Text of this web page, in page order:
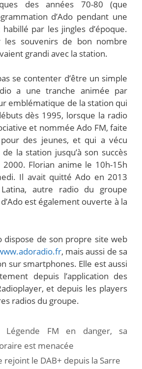
des années 70-80 (que
d’Ado pendant une
par les jingles d’époque.
les souvenirs de bon nombre
grandi avec la station.
se contenter d’être un simple
a une tranche animée par
emblématique de la station qui
dès 1995, lorsque la radio
et nommée Ado FM, faite
des jeunes, et qui a vécu
la station jusqu’à son succès
2000. Florian anime le 10h-15h
Il avait quitté Ado en 2013
autre radio du groupe
est également ouverte à la
dispose de son propre site web
, mais aussi de sa
sur smartphones. Elle est aussi
depuis l’application des
et depuis les players
radios du groupe.
: Légende FM en danger, sa
est menacée
rejoint le DAB+ depuis la Sarre